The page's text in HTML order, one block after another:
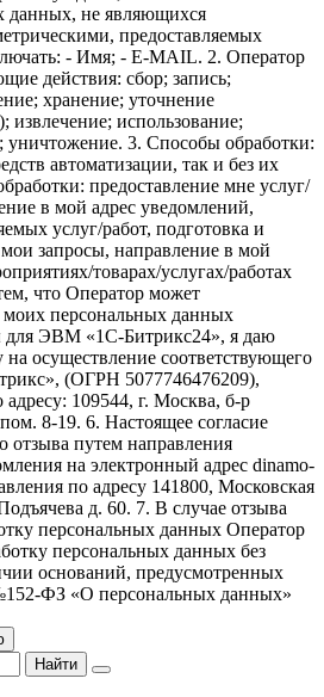
данных, не являющихся
предоставляемых
- Имя; - E-MAIL. 2. Оператор
действия: сбор; запись;
хранение; уточнение
извлечение; использование;
уничтожение. 3. Способы обработки:
автоматизации, так и без их
предоставление мне услуг/
в мой адрес уведомлений,
услуг/работ, подготовка и
запросы, направление в мой
товарах/услугах/работах
что Оператор может
моих персональных данных
для ЭВМ «1С-Битрикс24», я даю
на осуществление соответствующего
(ОГРН 5077746476209),
109544, г. Москва, б-р
8-19. 6. Настоящее согласие
отзыва путем направления
на электронный адрес dinamo-
по адресу 141800, Московская
д. 60. 7. В случае отзыва
персональных данных Оператор
персональных данных без
оснований, предусмотренных
ФЗ «О персональных данных»
Найти